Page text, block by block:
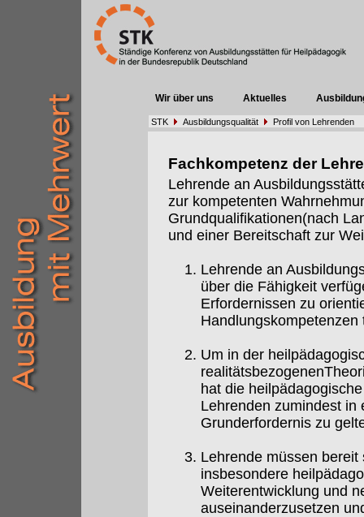
Wir über uns Aktuelles
STK Ausbildungsqualität Profil von Lehrenden
Fachkompetenz der
Lehrende an
zur kompetenten
Grundqualifikationen(nach
und einer Bereitschaft zur
Lehrende an
über die Fähigkeit
Erfordernissen zu
Um in der
hat die
Lehrenden zumindest in
Grunderfordernis zu
Lehrende müssen
insbesondere
Weiterentwicklung und
auseinanderzusetzen